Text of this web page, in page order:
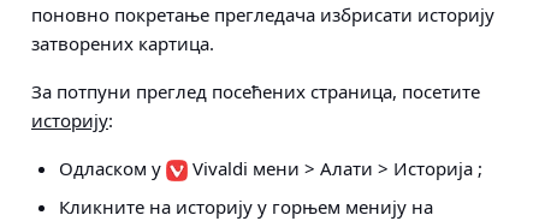
поновно покретање прегледача избрисати историју
затворених картица.
За потпуни преглед посећених страница, посетите
историју:
Одласком у
Vivaldi мени > Алати > Историја;
Кликните на историју у горњем менију на